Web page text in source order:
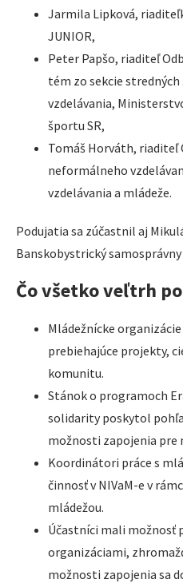
Jarmila Lipková,
JUNIOR,
Peter Papšo, riaditeľ
tém zo sekcie
vzdelávania,
športu SR,
Tomáš Horváth, riaditeľ
neformálneho
vzdelávania a mládeže.
Podujatia sa zúčastnil aj
Banskobystrický
Čo všetko veľtrh
Mládežnícke
prebiehajúce projekty,
komunitu.
Stánok o programoch
solidarity poskytol
možnosti zapojenia pre
Koordinátori práce s
činnosť v NIVaM-e v
mládežou.
Účastníci mali možnosť
organizáciami,
možnosti zapojenia sa